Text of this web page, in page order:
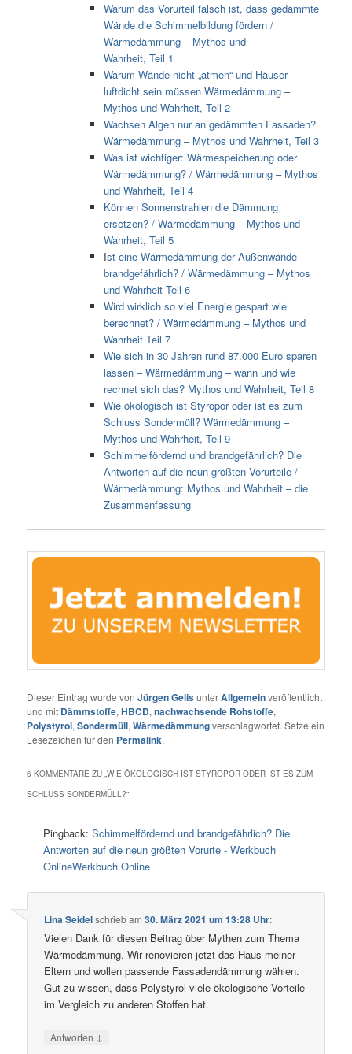
Warum das Vorurteil falsch ist, dass gedämmte
Wände die Schimmelbildung fördern /
Wärmedämmung – Mythos und
Wahrheit, Teil 1
Warum Wände nicht „atmen“ und Häuser
luftdicht sein müssen Wärmedämmung –
Mythos und Wahrheit, Teil 2
Wachsen Algen nur an gedämmten Fassaden?
Wärmedämmung – Mythos und Wahrheit, Teil 3
Was ist wichtiger: Wärmespeicherung oder
Wärmedämmung? / Wärmedämmung – Mythos
und Wahrheit, Teil 4
Können Sonnenstrahlen die Dämmung
ersetzen? / Wärmedämmung – Mythos und
Wahrheit, Teil 5
Ist eine Wärmedämmung der Außenwände
brandgefährlich? / Wärmedämmung – Mythos
und Wahrheit Teil 6
Wird wirklich so viel Energie gespart wie
berechnet? / Wärmedämmung – Mythos und
Wahrheit Teil 7
Wie sich in 30 Jahren rund 87.000 Euro sparen
lassen – Wärmedämmung – wann und wie
rechnet sich das? Mythos und Wahrheit, Teil 8
Wie ökologisch ist Styropor oder ist es zum
Schluss Sondermüll? Wärmedämmung –
Mythos und Wahrheit, Teil 9
Schimmelfördernd und brandgefährlich? Die
Antworten auf die neun größten Vorurteile /
Wärmedämmung: Mythos und Wahrheit – die
Zusammenfassung
Dieser Eintrag wurde vonJürgen GelisunterAllgemeinveröffentlicht
und mit Dämmstoffe,HBCD,nachwachsende Rohstoffe,
Polystyrol,Sondermüll,Wärmedämmungverschlagwortet. Setze ein
Lesezeichen für den Permalink.
6 KOMMENTARE ZU „WIE ÖKOLOGISCH IST STYROPOR ODER IST ES ZUM
SCHLUSS SONDERMÜLL?“
Pingback:Schimmelfördernd und brandgefährlich? Die
Antworten auf die neun größten Vorurte - Werkbuch
OnlineWerkbuch Online
Lina Seidelschriebam30. März 2021 um 13:28 Uhr:
Vielen Dank für diesen Beitrag über Mythen zum Thema
Wärmedämmung. Wir renovieren jetzt das Haus meiner
Eltern und wollen passende Fassadendämmung wählen.
Gut zu wissen, dass Polystyrol viele ökologische Vorteile
im Vergleich zu anderen Stoffen hat.
Antworten ↓